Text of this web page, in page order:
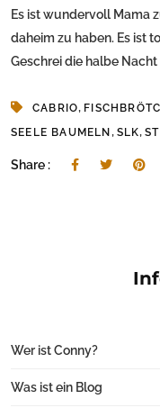
Es ist wundervoll Mama
daheim zu haben. Es ist
Geschrei die halbe Nacht
CABRIO,
SEELE BAUMELN , SLK,
Share :
Wer ist Conny?
Was ist ein Blog